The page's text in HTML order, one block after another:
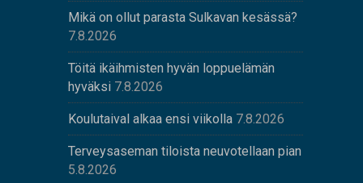
Mikä on ollut parasta Sulkavan kesässä?
7.8.2026
Töitä ikäihmisten hyvän loppuelämän
hyväksi 7.8.2026
Koulutaival alkaa ensi viikolla 7.8.2026
Terveysaseman tiloista neuvotellaan pian
5.8.2026